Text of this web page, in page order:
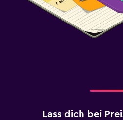
Lass dich bei